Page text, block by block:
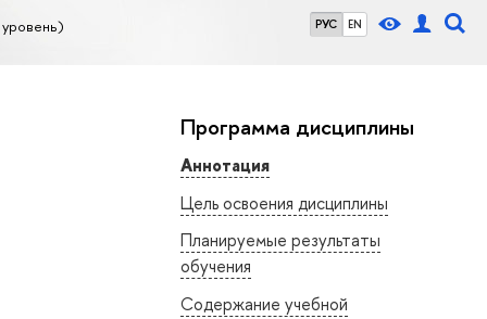
РУС EN
Программа дисциплины
Аннотация
Цель освоения дисциплины
Планируемые результаты
обучения
Содержание учебной